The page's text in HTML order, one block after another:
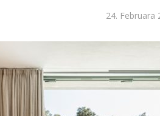
24. Februara